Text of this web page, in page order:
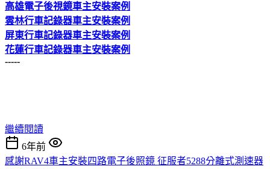
高雄電子後視鏡車主安裝案例
雲林行車記錄器車主安裝案例
屏東行車記錄器車主安裝案例
花蓮行車記錄器車主安裝案例
-----
繼續閱讀
6年前
感謝RAV4車主安裝四路電子後照鏡 征服者5288分離式測速器